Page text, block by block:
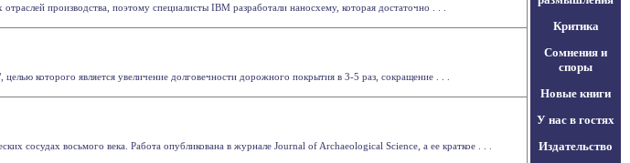
производства, поэтому специалисты IBM разработали наносхему, которая достаточно . . .
которого является увеличение долговечности дорожного покрытия в 3-5 раз, сокращение . . .
сосудах восьмого века. Работа опубликована в журнале Journal of Archaeological Science, а ее краткое . . .
Критика
Сомнения и
споры
Новые книги
У нас в гостях
Издательство